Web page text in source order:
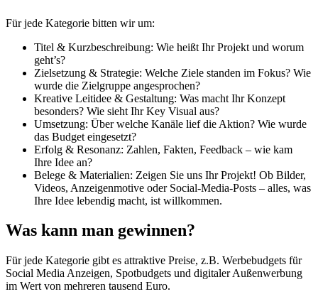
Für jede Kategorie bitten wir um:
Titel & Kurzbeschreibung: Wie heißt Ihr Projekt und worum
geht’s?
Zielsetzung & Strategie: Welche Ziele standen im Fokus? Wie
wurde die Zielgruppe angesprochen?
Kreative Leitidee & Gestaltung: Was macht Ihr Konzept
besonders? Wie sieht Ihr Key Visual aus?
Umsetzung: Über welche Kanäle lief die Aktion? Wie wurde
das Budget eingesetzt?
Erfolg & Resonanz: Zahlen, Fakten, Feedback – wie kam
Ihre Idee an?
Belege & Materialien: Zeigen Sie uns Ihr Projekt! Ob Bilder,
Videos, Anzeigenmotive oder Social-Media-Posts – alles, was
Ihre Idee lebendig macht, ist willkommen.
Was kann man gewinnen?
Für jede Kategorie gibt es attraktive Preise, z.B. Werbebudgets für
Social Media Anzeigen, Spotbudgets und digitaler Außenwerbung
im Wert von mehreren tausend Euro.